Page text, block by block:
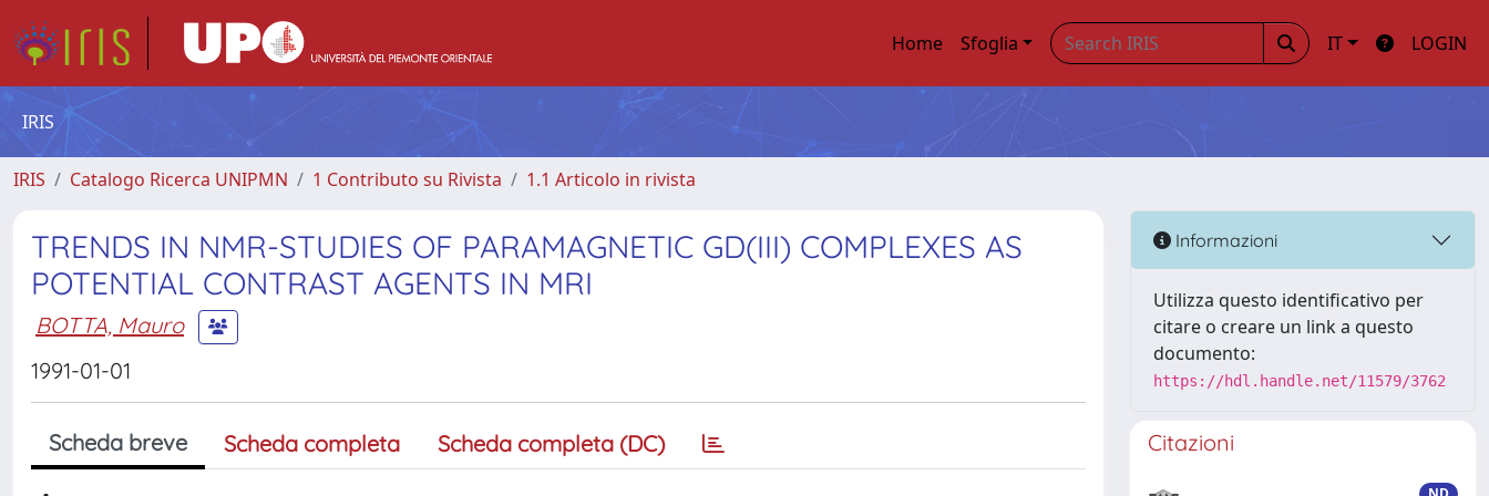
Home Sfoglia IT LOGIN
IRIS
IRIS Catalogo Ricerca UNIPMN 1 Contributo su Rivista 1.1 Articolo in rivista
TRENDS IN NMR-STUDIES OF PARAMAGNETIC GD(III) COMPLEXES AS
POTENTIAL CONTRAST AGENTS IN MRI
BOTTA, Mauro
1991-01-01
Scheda breve Scheda completa Scheda completa (DC)
Informazioni
Utilizza questo identificativo per
citare o creare un link a questo
documento:
https://hdl.handle.net/11579/3762
Citazioni